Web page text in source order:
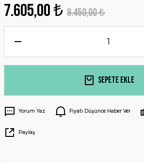
7.605,00 ₺ 8.450,00 ₺
Sepete Ekle
Yorum Yaz Fiyatı Düşünce Haber Ver
Paylaş